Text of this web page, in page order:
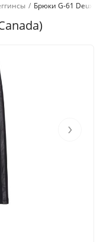
/ Брюки G-61 Deux
›